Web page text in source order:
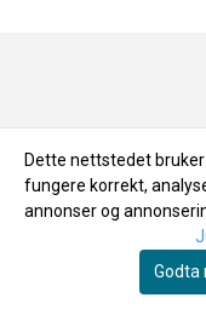
GARNUNIVERSET AS
Odden 1
Org. nr. 920295231
Personvern
Motta nyheter og
Dette nettstedet
fungere korrekt,
annonser og
Godta